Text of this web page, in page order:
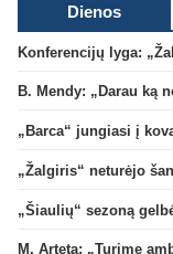
Dienos
„Barca“ jungiasi į
„Žalgiris“ neturėjo
„Šiaulių“ sezoną
M. Arteta: „Turime